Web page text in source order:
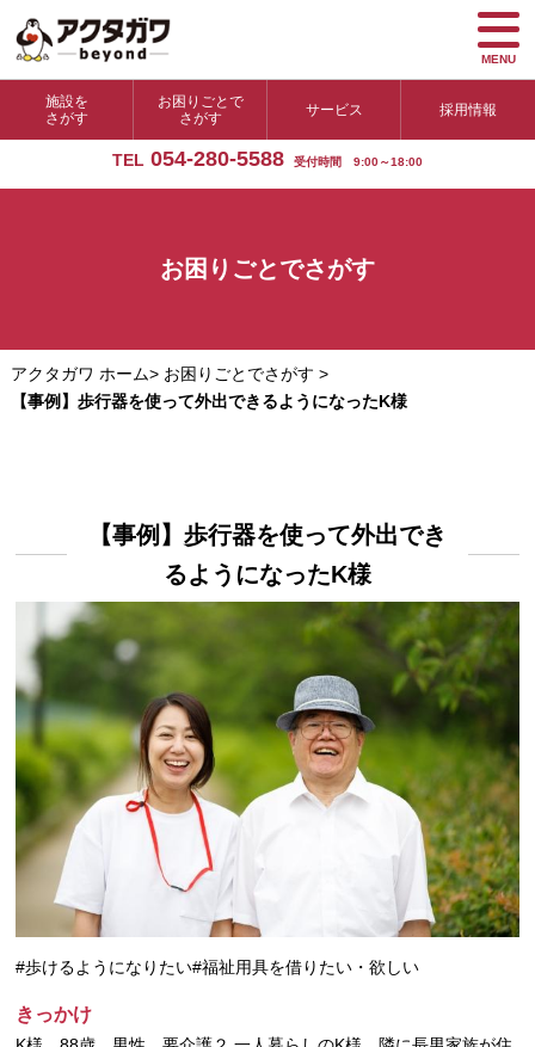
施設を
さがす
お困りごとで
さがす
サービス 採用情報
TEL 054-280-5588 受付時間 9:00～18:00
MENU
お困りごとでさがす
アクタガワ ホーム> お困りごとでさがす >
【事例】歩行器を使って外出できるようになったK様
【事例】歩行器を使って外出でき
るようになったK様
#歩けるようになりたい#福祉用具を借りたい・欲しい
きっかけ